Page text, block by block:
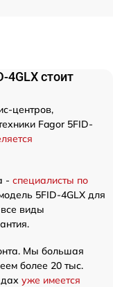
4GLX стоит
центров,
Fagor 5FID-
- специалисты по
5FID-4GLX для
виды
Мы большая
более 20 тыс.
уже имеется